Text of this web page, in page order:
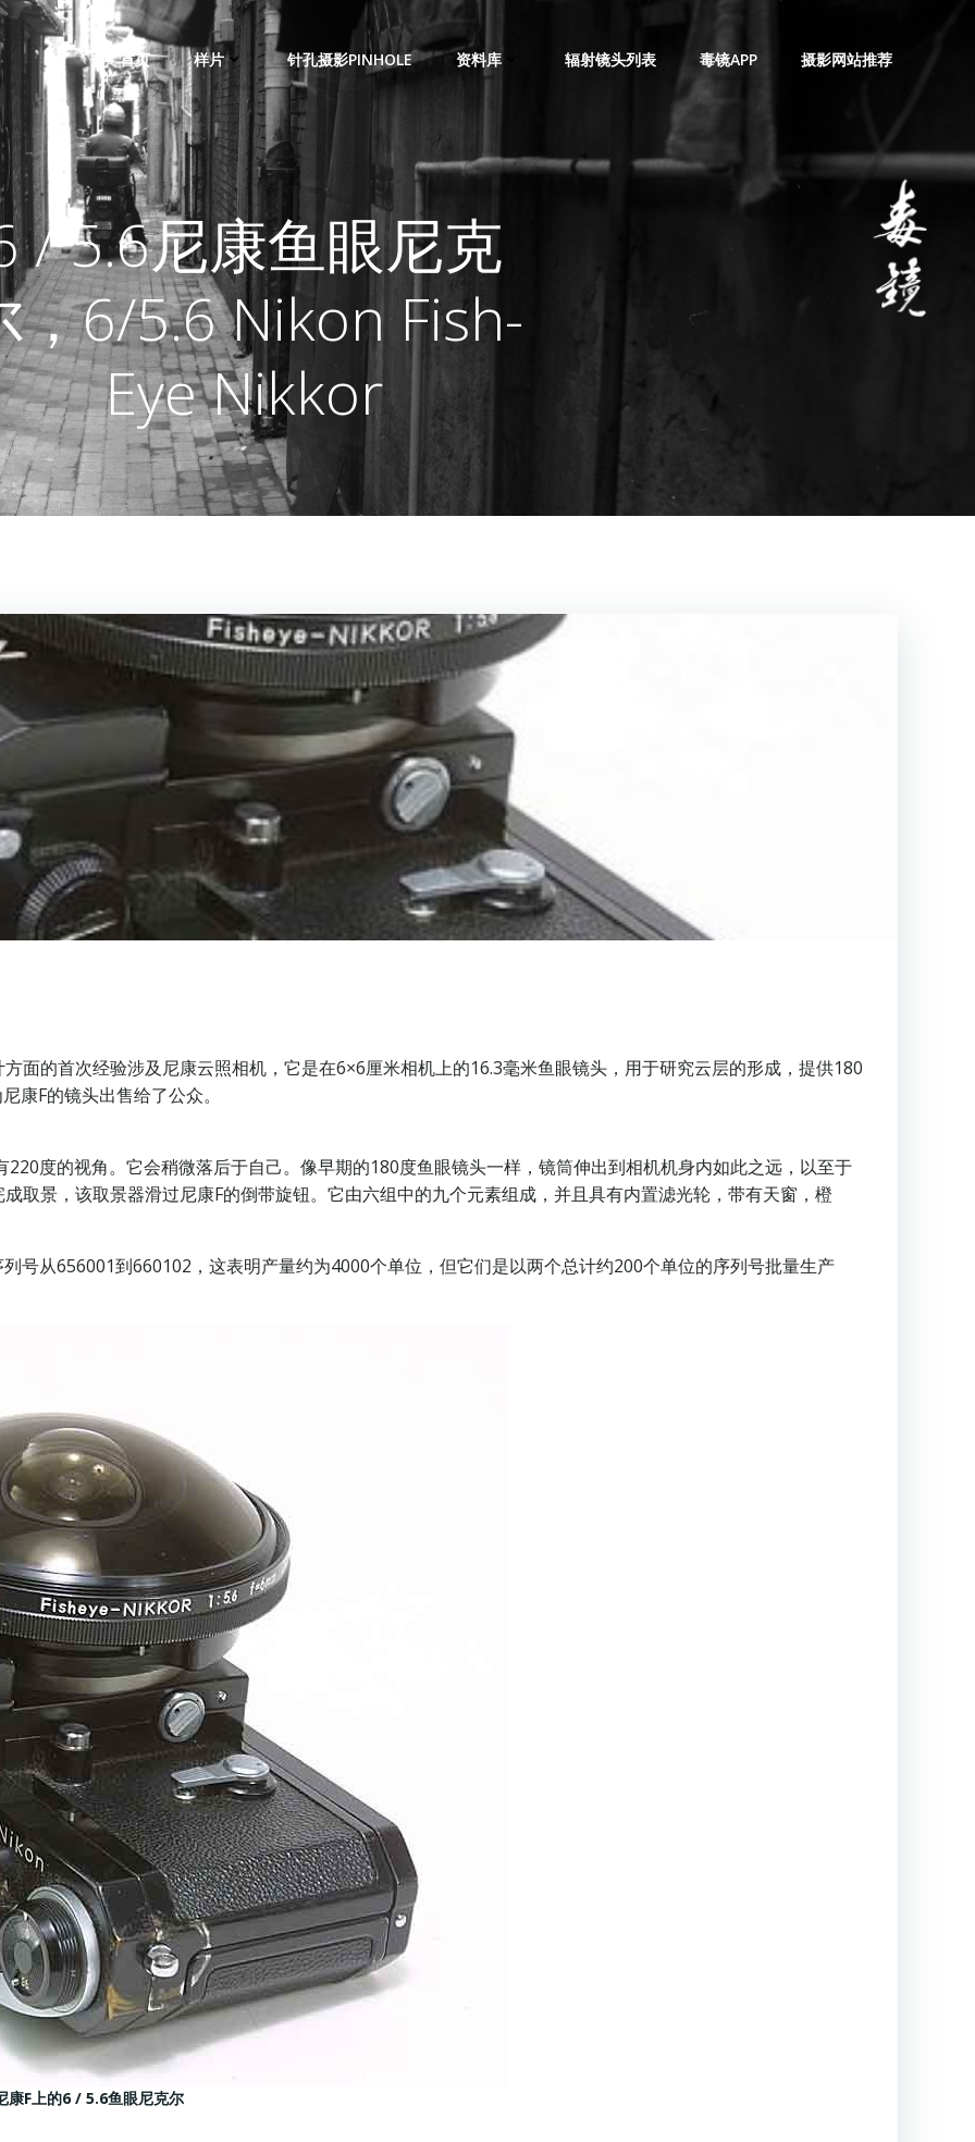
首页 样片 针孔摄影PINHOLE 资料库 辐射镜头列表 毒镜APP 摄影网站推荐
/ 5.6尼康鱼眼尼克
，6/5.6 Nikon Fish-
Eye Nikkor
面的首次经验涉及尼康云照相机，它是在6×6厘米相机上的16.3毫米鱼眼镜头，用于研究云层的形成，提供180
康F的镜头出售给了公众。
度的视角。它会稍微落后于自己。像早期的180度鱼眼镜头一样，镜筒伸出到相机机身内如此之远，以至于
取景，该取景器滑过尼康F的倒带旋钮。它由六组中的九个元素组成，并且具有内置滤光轮，带有天窗，橙
号从656001到660102，这表明产量约为4000个单位，但它们是以两个总计约200个单位的序列号批量生产
康F上的6 / 5.6鱼眼尼克尔